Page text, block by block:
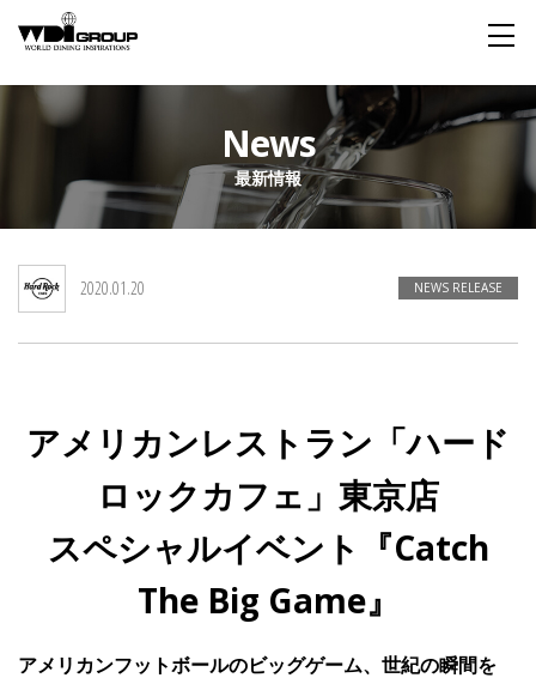
About WDI
WDI STANDARD
私たちが大切にするもの 舞台は世界
Social Responsibility Sustainability
Restaurant
Wedding
IR
News
最新情報
2020.01.20 NEWS RELEASE
アメリカンレストラン「ハード
ロックカフェ」東京店
スペシャルイベント『Catch
The Big Game』
アメリカンフットボールのビッグゲーム、世紀の瞬間を